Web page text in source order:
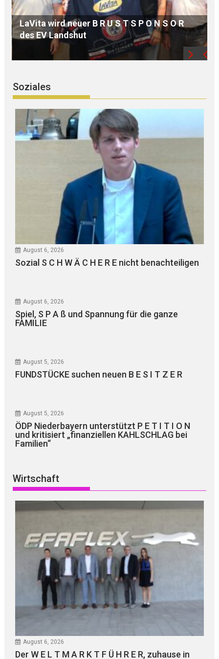
MdB Oßner: E L E K T R I F I Z I E R U N G der
Bahnstrecke MÜHLDORF-LANDSHUT stärkt
die Region
Soziales
August 6, 2026
Sozial S C H W Ä C H E R E nicht benachteiligen
August 6, 2026
Spiel, S P A ß und Spannung für die ganze
FAMILIE
August 5, 2026
FUNDSTÜCKE suchen neuen B E S I T Z E R
August 5, 2026
ÖDP Niederbayern unterstützt P E T I T I O N
und kritisiert „finanziellen KAHLSCHLAG bei
Familien“
Wirtschaft
August 6, 2026
Der W E L T M A R K T F Ü H R E R, zuhause in